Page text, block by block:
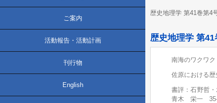
歴史地理学 第41巻第4
歴史地理学 第
南海のワクワ
佐原における
書評：石野哲
青木 栄一
ご案内
活動報告・活動計画
刊行物
English